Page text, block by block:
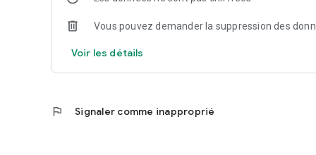
Vous pouvez demander la suppression des
Voir les détails
flag Signaler comme inapproprié